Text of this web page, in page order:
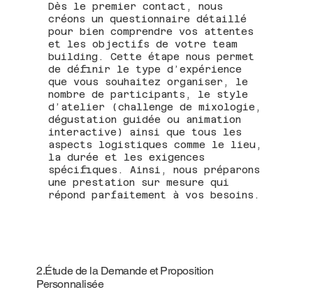
Dès le premier contact, nous
créons un questionnaire détaillé
pour bien comprendre vos attentes
et les objectifs de votre team
building. Cette étape nous permet
de définir le type d’expérience
que vous souhaitez organiser, le
nombre de participants, le style
d’atelier (challenge de mixologie,
dégustation guidée ou animation
interactive) ainsi que tous les
aspects logistiques comme le lieu,
la durée et les exigences
spécifiques. Ainsi, nous préparons
une prestation sur mesure qui
répond parfaitement à vos besoins.
2.Étude de la Demande et Proposition
Personnalisée